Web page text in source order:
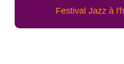
Festival Jazz à